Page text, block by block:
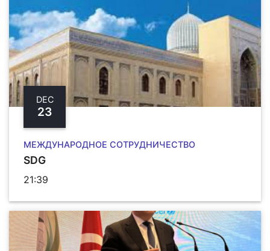
DEC
23
МЕЖДУНАРОДНОЕ СОТРУДНИЧЕСТВО
SDG
21:39